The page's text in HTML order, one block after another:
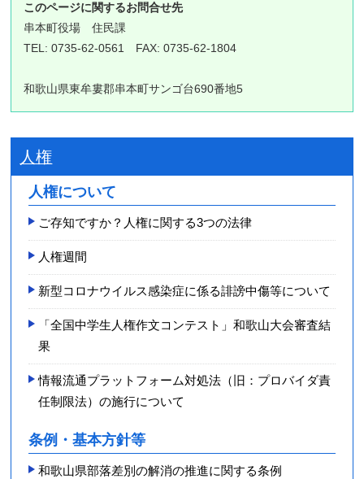
このページに関するお問合せ先
串本町役場住民課
TEL: 0735-62-0561 FAX: 0735-62-1804
和歌山県東牟婁郡串本町サンゴ台690番地5
人権
人権について
ご存知ですか？人権に関する3つの法律
人権週間
新型コロナウイルス感染症に係る誹謗中傷等について
「全国中学生人権作文コンテスト」和歌山大会審査結
果
情報流通プラットフォーム対処法（旧：プロバイダ責
任制限法）の施行について
条例・基本方針等
和歌山県部落差別の解消の推進に関する条例